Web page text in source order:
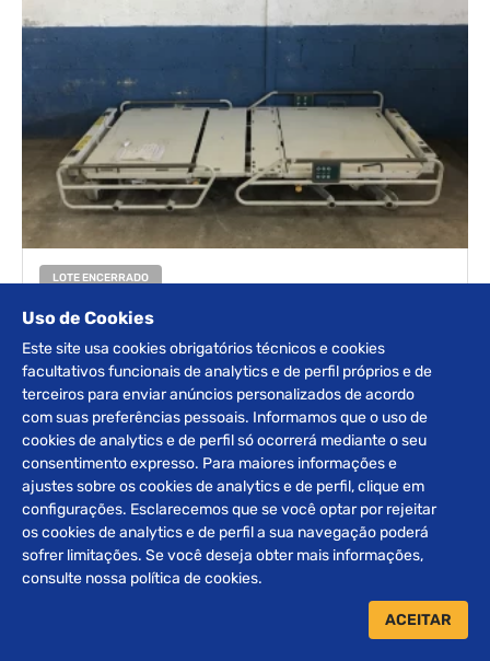
LOTE ENCERRADO
EQUIPAMENTOS
DETALHES
10
Receba nossos
INFORMATIVOS
ENVIAR
Uso de Cookies
Este site usa cookies obrigatórios técnicos e cookies
facultativos funcionais de analytics e de perfil próprios e de
terceiros para enviar anúncios personalizados de acordo
com suas preferências pessoais. Informamos que o uso de
cookies de analytics e de perfil só ocorrerá mediante o seu
consentimento expresso. Para maiores informações e
ajustes sobre os cookies de analytics e de perfil, clique em
configurações. Esclarecemos que se você optar por rejeitar
os cookies de analytics e de perfil a sua navegação poderá
sofrer limitações. Se você deseja obter mais informações,
consulte nossa política de cookies.
ACEITAR